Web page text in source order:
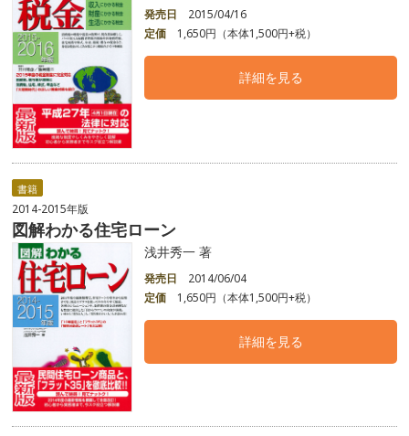
発売日
2015/04/16
定価
1,650円（本体1,500円+税）
詳細を見る
書籍
2014-2015年版
図解わかる住宅ローン
浅井秀一 著
発売日
2014/06/04
定価
1,650円（本体1,500円+税）
詳細を見る